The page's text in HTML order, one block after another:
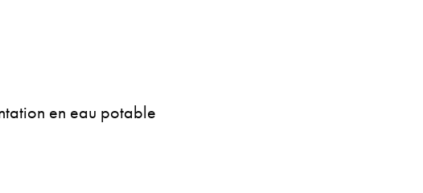
en eau potable